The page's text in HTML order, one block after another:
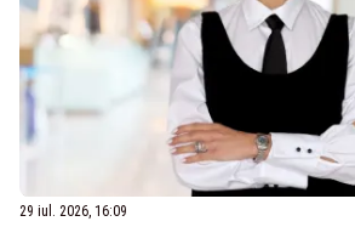
29 iul. 2026, 16:09